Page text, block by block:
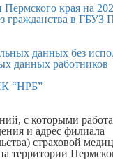
края на
гражданства в ГБУЗ
данных без
данных работников
“НРБ”
с которыми
и адрес филиала
страховой
территории